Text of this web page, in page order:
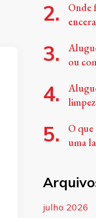
Onde
ou
O que
uma
julho 2026